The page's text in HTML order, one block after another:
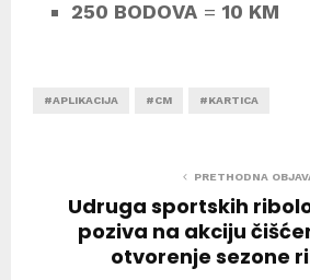
250 BODOVA = 10 KM
#APLIKACIJA #CM #KARTICA
PRETHODNA
Udruga sportskih
poziva na akciju
otvorenje sezone